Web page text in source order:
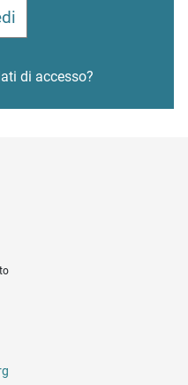
di accesso?